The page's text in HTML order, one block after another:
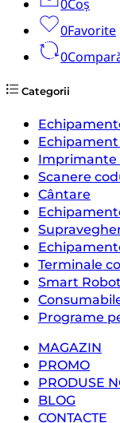
0Coș
0Favorite
0
Categorii
Echipament
Imprimante
Scanere
Cântare
Terminale
Smart
Programe
MAGAZIN
PROMO
PRODUSE
BLOG
CONTACTE